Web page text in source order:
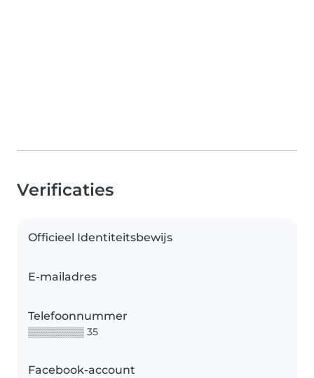
Verificaties
Officieel Identiteitsbewijs
E-mailadres
Telefoonnummer
▒▒▒▒▒▒▒▒ 35
Facebook-account